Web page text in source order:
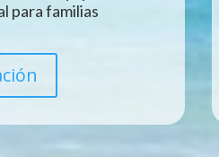
para familias